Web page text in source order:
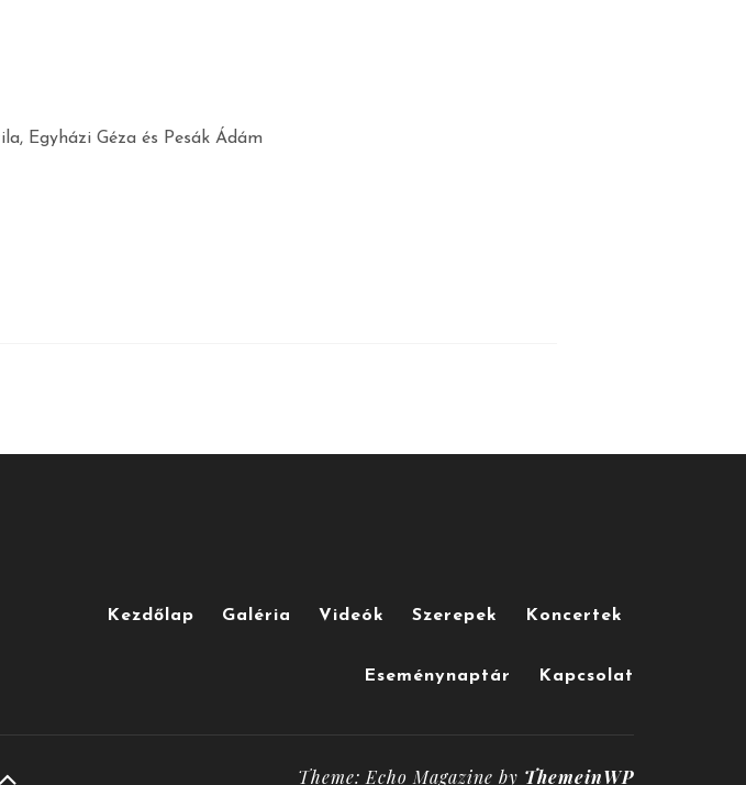
Egyházi Géza és Pesák Ádám
Kezdőlap Galéria Videók Szerepek Koncertek
Eseménynaptár Kapcsolat
Theme: Echo Magazine by ThemeinWP